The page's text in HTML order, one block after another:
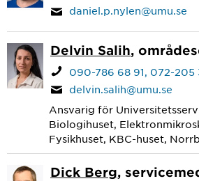
daniel.p.nylen@umu.se
Delvin Salih,
090-786 68 91
072-205
delvin.salih@umu.se
Ansvarig för
Biologihuset,
Fysikhuset, KBC-huset,
Dick Berg,